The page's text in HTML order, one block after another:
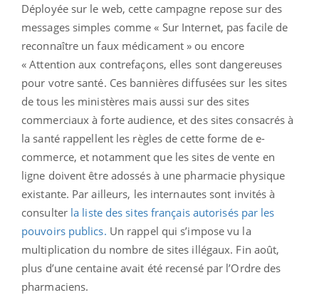
Déployée sur le web, cette campagne repose sur des
messages simples comme « Sur Internet, pas facile de
reconnaître un faux médicament » ou encore
« Attention aux contrefaçons, elles sont dangereuses
pour votre santé. Ces bannières diffusées sur les sites
de tous les ministères mais aussi sur des sites
commerciaux à forte audience, et des sites consacrés à
la santé rappellent les règles de cette forme de e-
commerce, et notamment que les sites de vente en
ligne doivent être adossés à une pharmacie physique
existante. Par ailleurs, les internautes sont invités à
consulter la liste des sites français autorisés par les
pouvoirs publics. Un rappel qui s’impose vu la
multiplication du nombre de sites illégaux. Fin août,
plus d’une centaine avait été recensé par l’Ordre des
pharmaciens.